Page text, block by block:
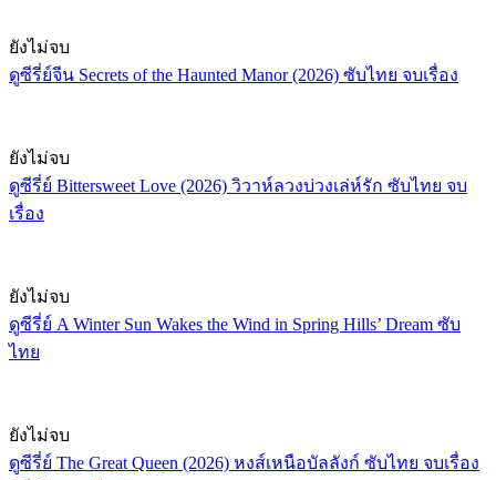
ยังไม่จบ
ดูซีรี่ย์จีน Secrets of the Haunted Manor (2026) ซับไทย จบเรื่อง
ยังไม่จบ
ดูซีรี่ย์ Bittersweet Love (2026) วิวาห์ลวงบ่วงเล่ห์รัก ซับไทย จบ
เรื่อง
ยังไม่จบ
ดูซีรี่ย์ A Winter Sun Wakes the Wind in Spring Hills’ Dream ซับ
ไทย
ยังไม่จบ
ดูซีรี่ย์ The Great Queen (2026) หงส์เหนือบัลลังก์ ซับไทย จบเรื่อง